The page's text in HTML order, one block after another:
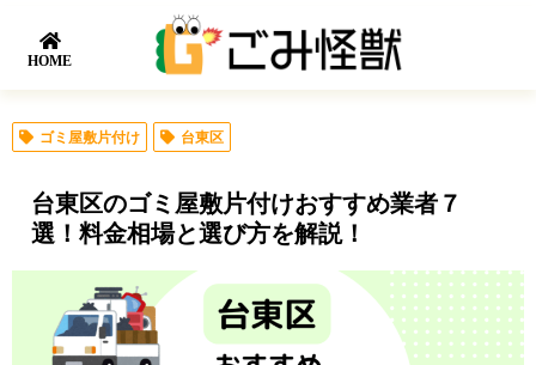
HOME
ゴミ屋敷片付け 台東区
台東区のゴミ屋敷片付けおすすめ業者７
選！料金相場と選び方を解説！